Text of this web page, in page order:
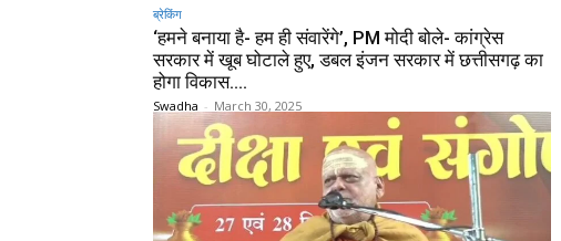
ब्रेकिंग
‘हमने बनाया है- हम ही संवारेंगे’, PM मोदी बोले- कांग्रेस
सरकार में खूब घोटाले हुए, डबल इंजन सरकार में छत्तीसगढ़ का
होगा विकास….
Swadha - March 30, 2025